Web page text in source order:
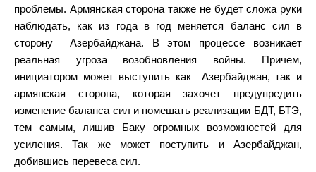
проблемы. Армянская сторона также не будет сложа руки
наблюдать, как из года в год меняется баланс сил в
сторону
Азербайджана. В этом процессе возникает
реальная угроза возобновления войны. Причем,
инициатором может выступить как
Азербайджан, так и
армянская сторона, которая захочет предупредить
изменение баланса сил и помешать реализации БДТ, БТЭ,
тем самым, лишив Баку огромных возможностей для
усиления. Так же может поступить и Азербайджан,
добившись перевеса сил.